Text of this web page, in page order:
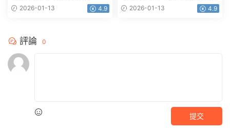
2160p.HD國語中字
2026-01-13 4.9
1080p.BD國語中字
2026-01-13 4.9
評論 0
提交